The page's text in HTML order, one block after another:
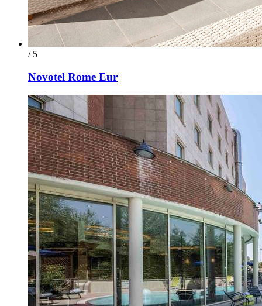
/ 5
Novotel Rome Eur